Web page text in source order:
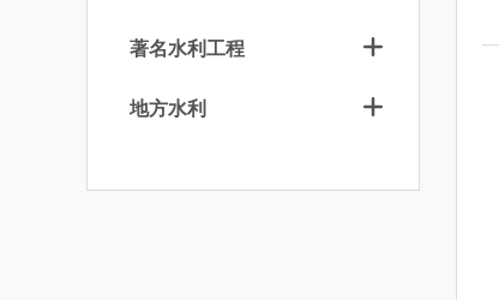
著名水利工程
地方水利